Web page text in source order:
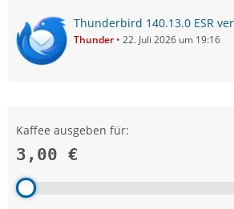
Thunderbird 140.13.0 ESR
Thunder 22. Juli 2026 um 19:16
Kaffee ausgeben für:
3,00 €